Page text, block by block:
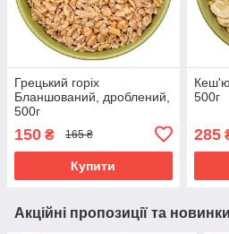
Грецький горіх
Бланшований, дроблений,
500г
150 ₴ 165 ₴
Купити
Кеш'ю
500г
285
Акційні пропозиції та новинки